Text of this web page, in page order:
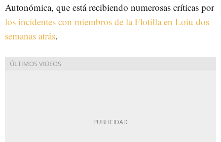
Autonómica, que está recibiendo numerosas críticas por
los incidentes con miembros de la Flotilla en Loiu dos
semanas atrás.